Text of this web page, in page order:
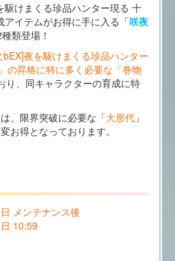
駆けまくる珍品ハンター現る 十
イテムがお得に手に入る「咲夜
種類登場！
bEX]夜を駆けまくる珍品ハンター
の昇格に特に多く必要な「巻物
り、同キャラクターの育成に特
、限界突破に必要な「大形代」
お得となっております。
メンテナンス後
10:59